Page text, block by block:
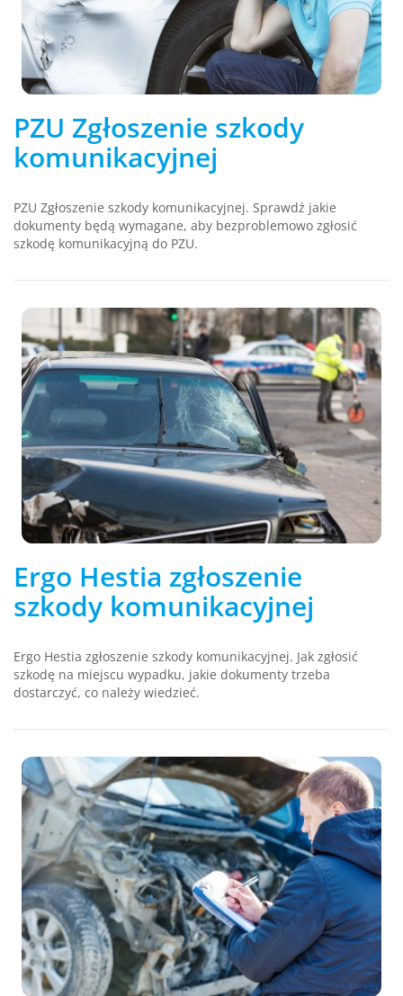
PZU Zgłoszenie szkody
komunikacyjnej
PZU Zgłoszenie szkody komunikacyjnej. Sprawdź jakie
dokumenty będą wymagane, aby bezproblemowo zgłosić
szkodę komunikacyjną do PZU.
Ergo Hestia zgłoszenie
szkody komunikacyjnej
Ergo Hestia zgłoszenie szkody komunikacyjnej. Jak zgłosić
szkodę na miejscu wypadku, jakie dokumenty trzeba
dostarczyć, co należy wiedzieć.